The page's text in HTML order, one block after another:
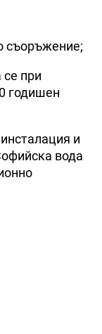
съоръжение;
при
годишен
и
вода